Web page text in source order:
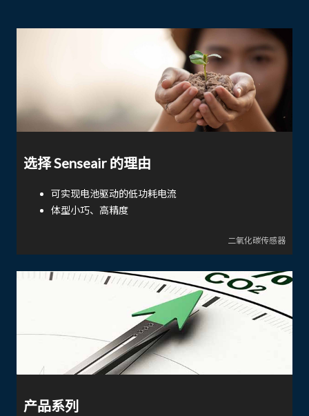
选择 Senseair 的理由
可实现电池驱动的低功耗电流
体型小巧、高精度
二氧化碳传感器
产品系列